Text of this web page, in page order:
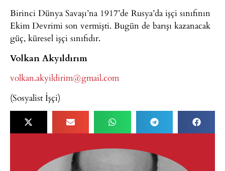
Birinci Dünya Savaşı’na 1917’de Rusya’da işçi sınıfının
Ekim Devrimi son vermişti. Bugün de barışı kazanacak
güç, küresel işçi sınıfıdır.
Volkan Akyıldırım
volkan.akyildirim@gmail.com
(Sosyalist İşçi)